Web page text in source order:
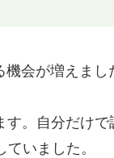
会が増えまし
。自分だけで
いました。